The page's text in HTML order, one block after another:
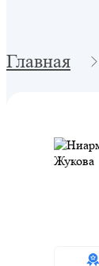
Главная